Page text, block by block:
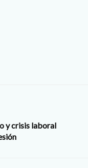
y crisis laboral